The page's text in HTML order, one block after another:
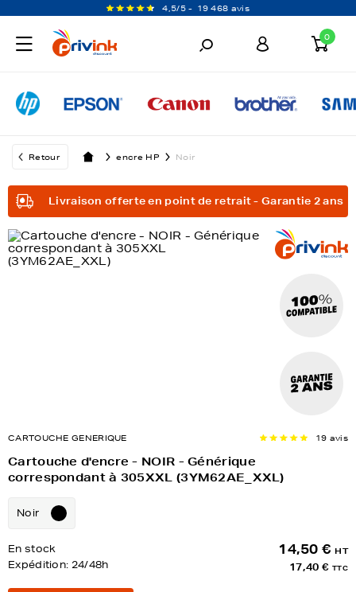
4,5/5 - 19 468 avis
0
Retour encre HP Noir
Livraison offerte en point de retrait - Garantie 2 ans
CARTOUCHE GENERIQUE 19 avis
Cartouche d'encre - NOIR - Générique
correspondant à 305XXL (3YM62AE_XXL)
Noir
En stock
Expédition: 24/48h
14,50 € HT
17,40 € TTC